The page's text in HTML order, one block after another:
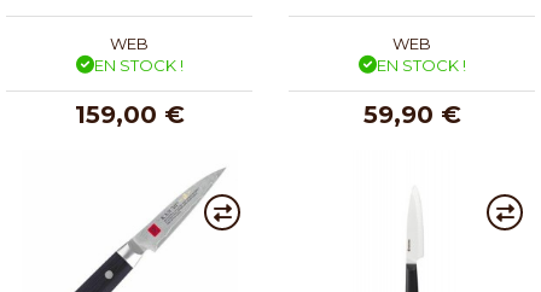
WEB
EN STOCK !
159,00 €
WEB
EN STOCK !
59,90 €